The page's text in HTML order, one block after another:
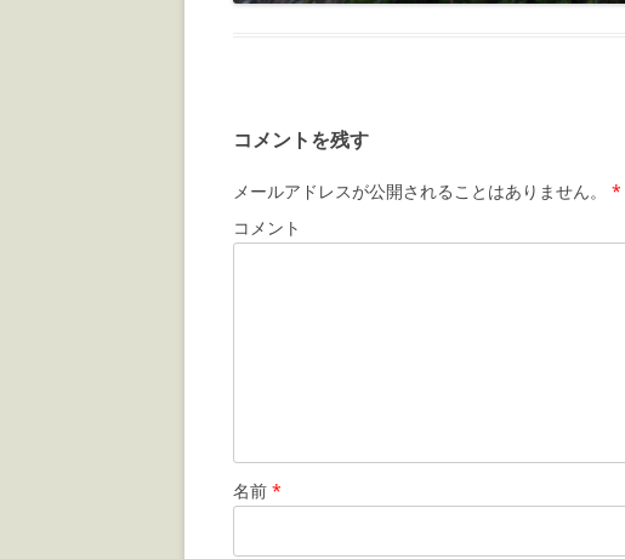
コメントを残す
メールアドレスが公開されることはありません。 *
コメント
名前 *